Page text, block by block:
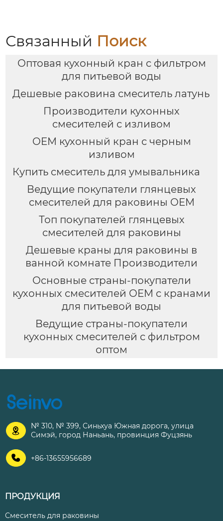
Связанный Поиск
Оптовая кухонный кран с фильтром
для питьевой воды
Дешевые раковина смеситель латунь
Производители кухонных
смесителей с изливом
OEM кухонный кран с черным
изливом
Купить смеситель для умывальника
Ведущие покупатели глянцевых
смесителей для раковины OEM
Топ покупателей глянцевых
смесителей для раковины
Дешевые краны для раковины в
ванной комнате Производители
Основные страны-покупатели
кухонных смесителей OEM с кранами
для питьевой воды
Ведущие страны-покупатели
кухонных смесителей с фильтром
оптом

№ 310, № 399, Синьхуа Южная дорога, улица
Симэй, город Наньань, провинция Фуцзянь
 +86-13655956689
ПРОДУКЦИЯ
Смеситель для раковины